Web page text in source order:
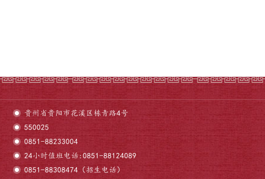
贵州省贵阳市花溪区栋青路4号
550025
0851-88233004
24小时值班电话:0851-88124089
0851-88308474（招生电话）